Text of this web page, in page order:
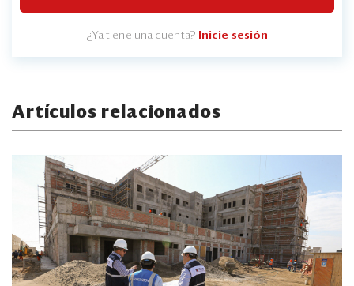
¿Ya tiene una cuenta? Inicie sesión
Artículos relacionados